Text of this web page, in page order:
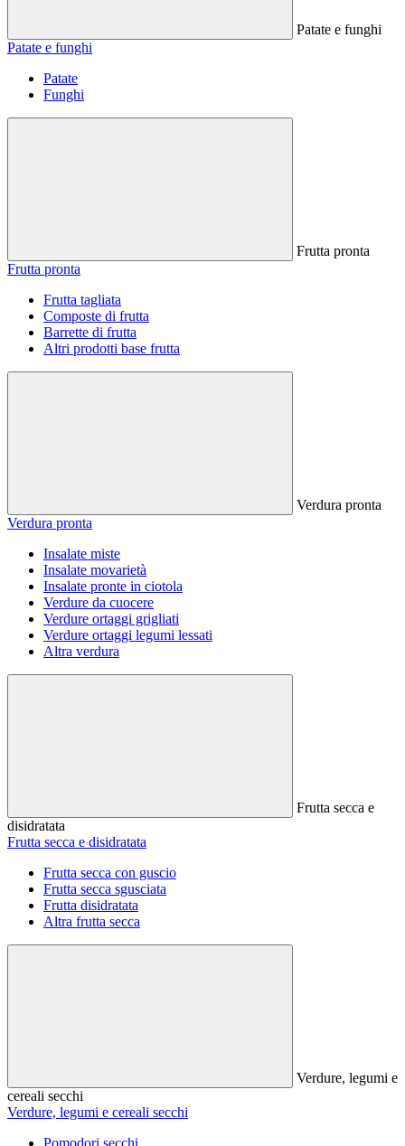
Patate e funghi
Patate e funghi
Patate
Funghi
Frutta pronta
Frutta pronta
Frutta tagliata
Composte di frutta
Barrette di frutta
Altri prodotti base frutta
Verdura pronta
Verdura pronta
Insalate miste
Insalate movarietà
Insalate pronte in ciotola
Verdure da cuocere
Verdure ortaggi grigliati
Verdure ortaggi legumi lessati
Altra verdura
Frutta secca e
disidratata
Frutta secca e disidratata
Frutta secca con guscio
Frutta secca sgusciata
Frutta disidratata
Altra frutta secca
Verdure, legumi e
cereali secchi
Verdure, legumi e cereali secchi
Pomodori secchi